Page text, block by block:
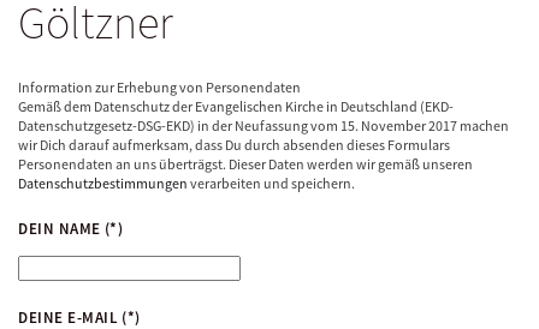
Göltzner
Information zur Erhebung von Personendaten
Gemäß dem Datenschutz der Evangelischen Kirche in Deutschland (EKD-
Datenschutzgesetz-DSG-EKD) in der Neufassung vom 15. November 2017 machen
wir Dich darauf aufmerksam, dass Du durch absenden dieses Formulars
Personendaten an uns überträgst. Dieser Daten werden wir gemäß unseren
Datenschutzbestimmungen verarbeiten und speichern.
DEIN NAME (*)
DEINE E-MAIL (*)